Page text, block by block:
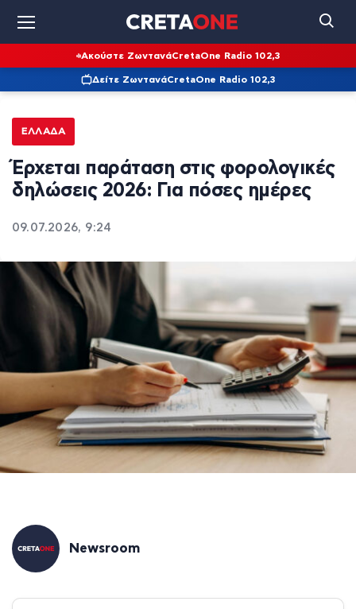
Ακούστε ΖωντανάCretaOne Radio 102,3
Δείτε ΖωντανάCretaOne Radio 102,3
ΕΛΛΆΔΑ
Έρχεται παράταση στις φορολογικές
δηλώσεις 2026: Για πόσες ημέρες
09.07.2026, 9:24
Newsroom